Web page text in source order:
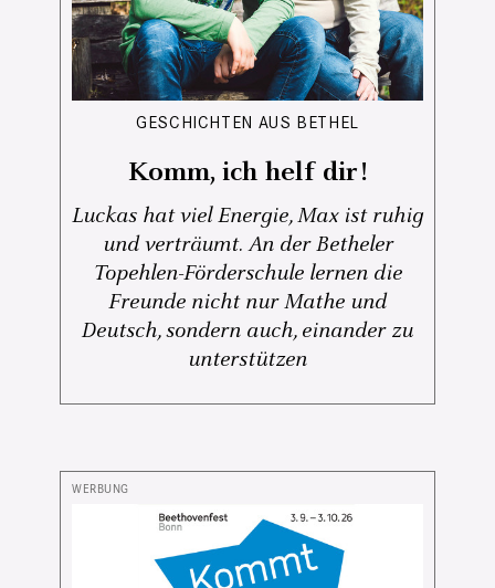
GESCHICHTEN AUS BETHEL
Komm, ich helf dir!
Luckas hat viel Energie, Max ist ruhig
und verträumt. An der Betheler
Topehlen-Förderschule lernen die
Freunde nicht nur Mathe und
Deutsch, sondern auch, einander zu
unterstützen